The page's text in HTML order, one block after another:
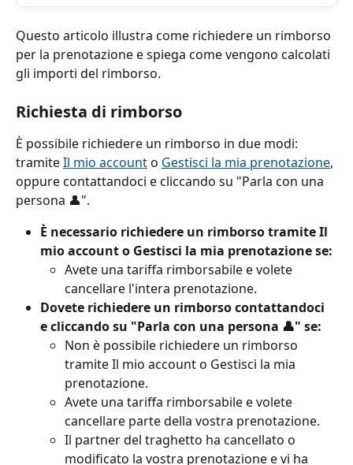
Questo articolo illustra come richiedere un rimborso
per la prenotazione e spiega come vengono calcolati
gli importi del rimborso.
Richiesta di rimborso
È possibile richiedere un rimborso in due modi:
tramite Il mio account o Gestisci la mia prenotazione,
oppure contattandoci e cliccando su "Parla con una
persona 👤".
È necessario richiedere un rimborso tramite Il
mio account o Gestisci la mia prenotazione se:
Avete una tariffa rimborsabile e volete
cancellare l'intera prenotazione.
Dovete richiedere un rimborso contattandoci
e cliccando su "Parla con una persona 👤" se:
Non è possibile richiedere un rimborso
tramite Il mio account o Gestisci la mia
prenotazione.
Avete una tariffa rimborsabile e volete
cancellare parte della vostra prenotazione.
Il partner del traghetto ha cancellato o
modificato la vostra prenotazione e vi ha